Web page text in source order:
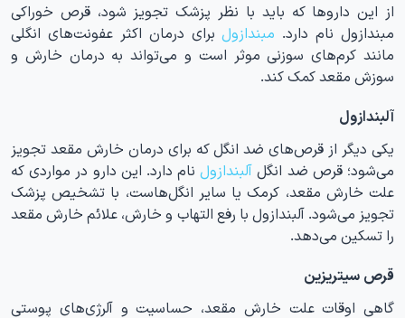
از این داروها که باید با نظر پزشک تجویز شود، قرص خوراکی
مبندازول نام دارد. مبندازول برای درمان اکثر عفونت‌های انگلی
مانند کرم‌های سوزنی موثر است و می‌تواند به درمان خارش و
سوزش مقعد کمک کند.
آلبندازول
یکی دیگر از قرص‌های ضد انگل که برای درمان خارش مقعد تجویز
می‌شود؛ قرص ضد انگل آلبندازول نام دارد. این دارو در مواردی که
علت خارش مقعد، کرمک یا سایر انگل‌هاست، با تشخیص پزشک
تجویز می‌شود. آلبندازول با رفع التهاب و خارش، علائم خارش مقعد
را تسکین می‌دهد.
قرص سیتریزین
گاهی اوقات علت خارش مقعد، حساسیت و آلرژی‌های پوستی